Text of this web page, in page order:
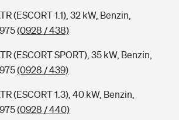
(ESCORT 1.1), 32 kW, Benzin,
(0928 / 438)
(ESCORT SPORT), 35 kW, Benzin,
(0928 / 439)
(ESCORT 1.3), 40 kW, Benzin,
(0928 / 440)